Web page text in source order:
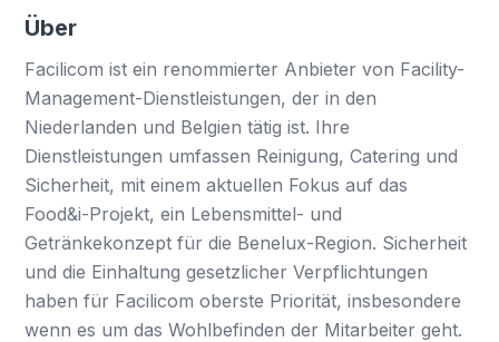
Über
Facilicom ist ein renommierter Anbieter von Facility-
Management-Dienstleistungen, der in den
Niederlanden und Belgien tätig ist. Ihre
Dienstleistungen umfassen Reinigung, Catering und
Sicherheit, mit einem aktuellen Fokus auf das
Food&i-Projekt, ein Lebensmittel- und
Getränkekonzept für die Benelux-Region. Sicherheit
und die Einhaltung gesetzlicher Verpflichtungen
haben für Facilicom oberste Priorität, insbesondere
wenn es um das Wohlbefinden der Mitarbeiter geht.